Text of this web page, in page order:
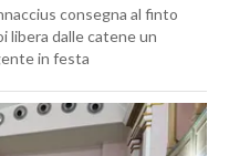
consegna al finto
libera dalle catene un
in festa